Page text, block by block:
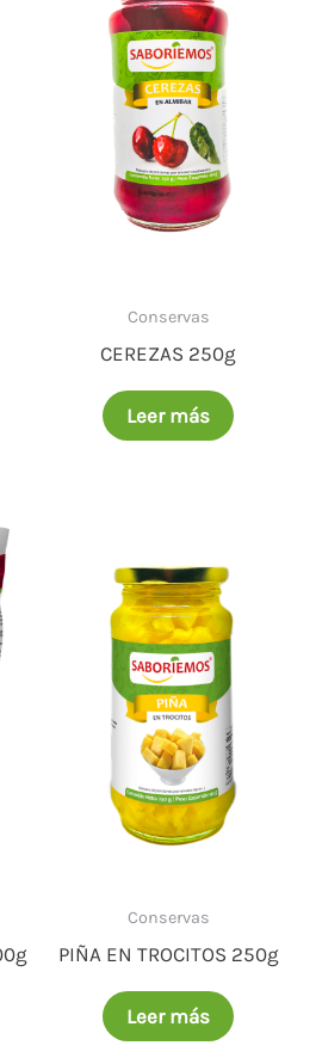
Conservas
CEREZAS 250g
Leer más
Conservas
PIÑA EN TROCITOS 250g
Leer más